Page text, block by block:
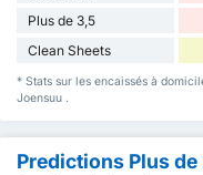
Plus de 3,5
Clean Sheets
* Stats sur les encaissés à
Joensuu .
Predictions Plus de